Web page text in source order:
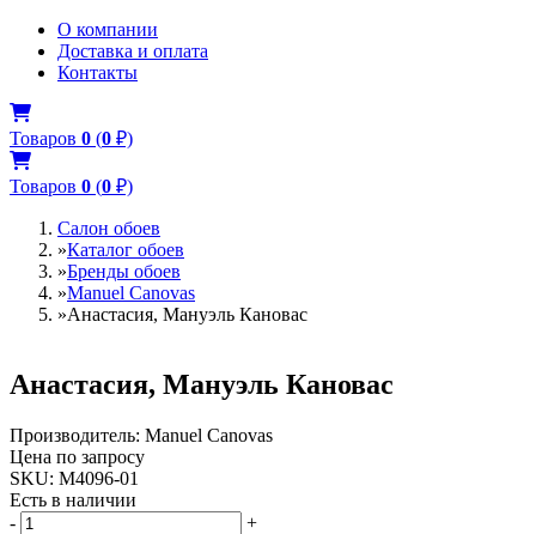
О компании
Доставка и оплата
Контакты
Товаров 0 (0 ₽)
Товаров 0 (0 ₽)
Салон обоев
»Каталог обоев
»Бренды обоев
»Manuel Canovas
»Анастасия, Мануэль Кановас
Анастасия, Мануэль Кановас
Производитель: Manuel Canovas
Цена по запросу
SKU: M4096-01
Есть в наличии
-
+